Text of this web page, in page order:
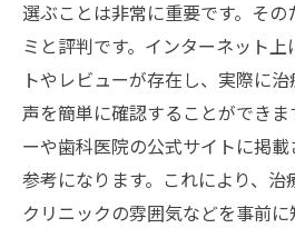
選ぶことは非常に重要です。そ
ミと評判です。インターネット
トやレビューが存在し、実際に
声を簡単に確認することができ
ーや歯科医院の公式サイトに掲
参考になります。これにより、治
クリニックの雰囲気などを事前に